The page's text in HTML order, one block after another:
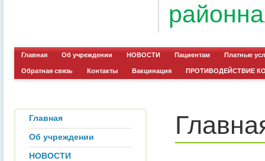
Главная Об учреждении НОВОСТИ Пациентам Платные
Обратная связь Контакты Вакцинация ПРОТИВОДЕЙСТВИЕ
Главная
Об учреждении
НОВОСТИ